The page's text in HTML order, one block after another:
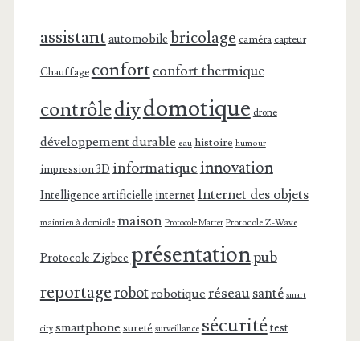
assistant automobile bricolage caméra capteur
Chauffage confortconfort thermique
contrôlediydomotique drone
développement durable eau histoire humour
impression 3D informatique innovation
Intelligence artificielle internet Internet des objets
maintien à domicile maison Protocole Matter Protocole Z-Wave
Protocole Zigbee présentationpub
reportagerobotrobotique réseausanté smart
city smartphone sureté surveillance sécuritétest